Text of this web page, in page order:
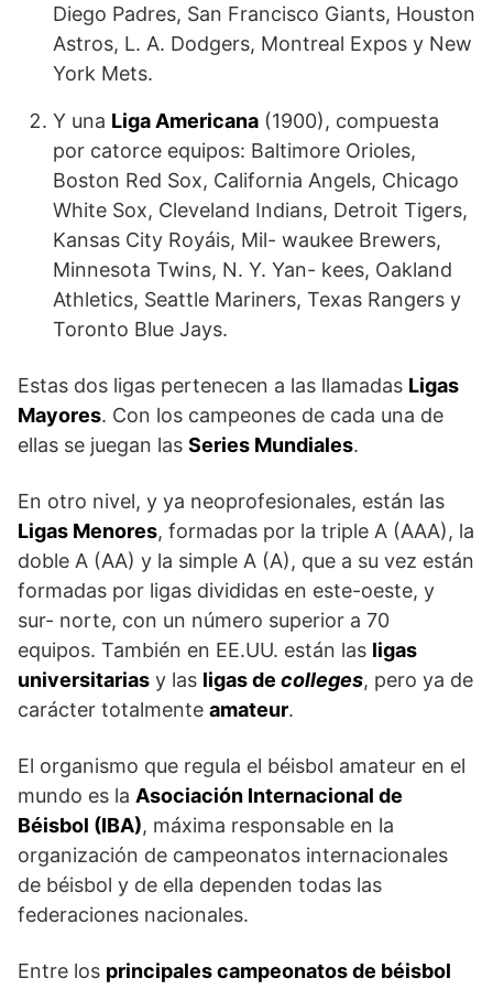
Diego Padres, San Francisco Giants, Houston
Astros, L. A. Dodgers, Montreal Expos y New
York Mets.
Y una Liga Americana (1900), compuesta
por ca­torce equipos: Baltimore Orioles,
Boston Red Sox, California Angels, Chicago
White Sox, Cleveland Indians, Detroit Tigers,
Kansas City Royáis, Mil- waukee Brewers,
Minnesota Twins, N. Y. Yan- kees, Oakland
Athletics, Seattle Mariners, Texas Rangers y
Toronto Blue Jays.
Estas dos ligas pertenecen a las llamadas Ligas
Mayores. Con los campeones de cada una de
ellas se juegan las Series Mundiales.
En otro nivel, y ya neoprofesionales, están las
Ligas Menores, formadas por la triple A (AAA), la
doble A (AA) y la simple A (A), que a su vez están
formadas por ligas divididas en este-oeste, y
sur- norte, con un número superior a 70
equipos. También en EE.UU. están las ligas
universitarias y las ligas de colleges, pero ya de
carácter totalmente amateur.
El organismo que regula el béisbol amateur en el
mundo es la Asociación Internacional de
Béisbol (IBA), máxima responsable en la
organización de campeonatos internacionales
de béisbol y de ella dependen todas las
federaciones nacionales.
Entre los principales campeonatos de béisbol